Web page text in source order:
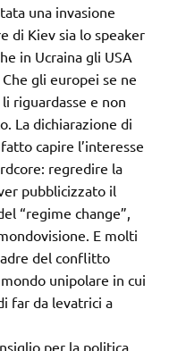
una invasione
di Kiev sia lo speaker
in Ucraina gli USA
gli europei se ne
riguardasse e non
La dichiarazione di
capire l’interesse
regredire la
pubblicizzato il
“regime change”,
E molti
del conflitto
unipolare in cui
far da levatrici a
per la politica